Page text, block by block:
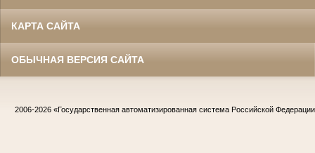
КАРТА САЙТА
ОБЫЧНАЯ ВЕРСИЯ САЙТА
2006-2026 «Государственная автоматизированная система Российской